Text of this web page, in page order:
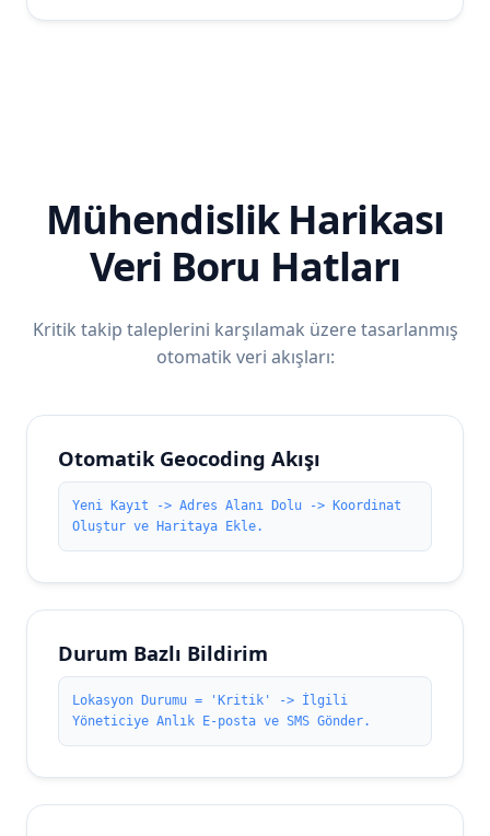
Mühendislik Harikası
Veri Boru Hatları
Kritik takip taleplerini karşılamak üzere tasarlanmış
otomatik veri akışları:
Otomatik Geocoding Akışı
Yeni Kayıt -> Adres Alanı Dolu -> Koordinat
Oluştur ve Haritaya Ekle.
Durum Bazlı Bildirim
Lokasyon Durumu = 'Kritik' -> İlgili
Yöneticiye Anlık E-posta ve SMS Gönder.